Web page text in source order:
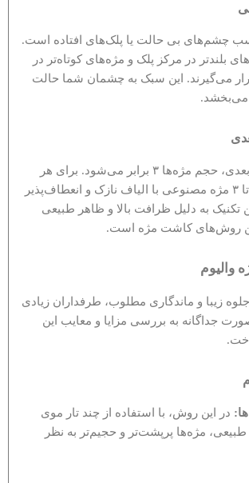
چشم‌های بی حالت یا پلک‌های افتاده است.
بلندتر در مرکز پلک و مژه‌های کوتاه‌تر در
می‌گیرند. این سبک به چشمان شما حالت
می‌بخشد.
در مژه والیوم سه‌بعدی، حجم مژه‌ها ۳ برابر می‌شود. برای هر
مژه طبیعی بین ۲ تا ۳ مژه مصنوعی با الیاف نازک و انعطاف‌پذیر
تکنیک به دلیل ظرافت بالا و ظاهر طبیعی
روش‌های کاشت مژه است.
والیوم
زیبا و ماندگاری مطلوب، طرفداران زیادی
جداگانه به بررسی مزایا و معایب این
در این روش، با استفاده از چند تار موی
مژه‌ها پرپشت‌تر و حجیم‌تر به نظر